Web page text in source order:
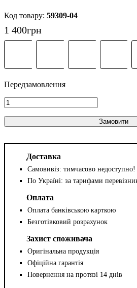
59309-04
1 400грн
Замовити
Доставка
Самовивіз: тимчасово недоступно!
По Україні: за тарифами
Оплата
Оплата банківською карткою
Безготівковий розрахунок
Захист споживача
Оригінальна продукція
Офіційна гарантія
Повернення на протязі 14 днів